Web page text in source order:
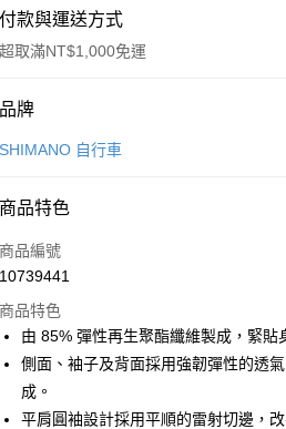
付款與運送方式
超取滿NT$1,000免運
付款方式
信用卡一次付款
合作金庫商業銀行
華南商業銀行
上海商業儲蓄銀行
國泰世華商業銀行
兆豐
臺灣中小企業銀行
台中
聯邦商業銀行
元大商業銀行
永豐
6 期 0 利率 每期
華南商業銀行
上海商業儲蓄銀行
台北
國泰世華商業銀行
兆豐
臺灣中小企業銀行
匯豐（台灣）商業銀行
華泰
LINE Pay
Apple Pay
悠遊付
Google Pay
品牌
SHIMANO 自行車
商品特色
商品編號
10739441
商品特色
由 85% 彈性再生聚酯纖維製成，緊貼
側面、袖子及背面採用強韌彈性的透
成。
平肩圓袖設計採用平順的雷射切邊，